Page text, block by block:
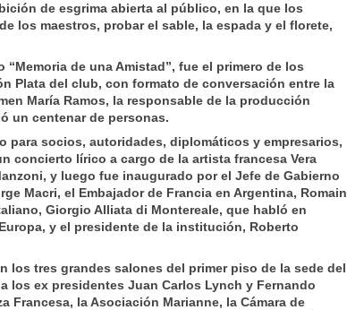
de esgrima abierta al público, en la que los
los maestros, probar el sable, la espada y el florete,
de una Amistad”, fue el primero de los
Plata del club, con formato de conversación entre la
María Ramos, la responsable de la producción
un centenar de personas.
para socios, autoridades, diplomáticos y empresarios,
concierto lírico a cargo de la artista francesa Vera
y luego fue inaugurado por el Jefe de Gabierno
Macri, el Embajador de Francia en Argentina, Romain
Giorgio Alliata di Montereale, que habló en
y el presidente de la institución, Roberto
los tres grandes salones del primer piso de la sede del
los ex presidentes Juan Carlos Lynch y Fernando
Francesa, la Asociación Marianne, la Cámara de